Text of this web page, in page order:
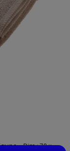
- Dim : 70 x